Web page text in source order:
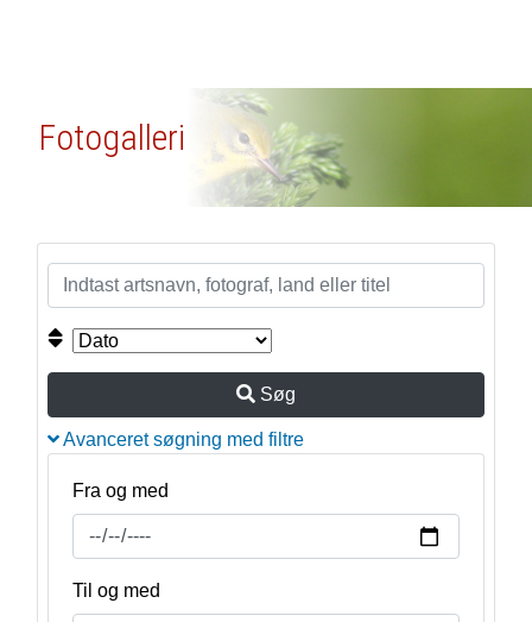
Fotogalleri
Søg
Avanceret søgning med filtre
Fra og med
Til og med